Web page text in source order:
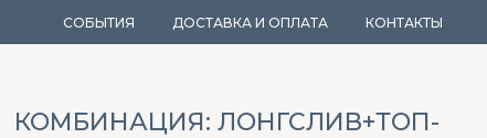
СОБЫТИЯ ДОСТАВКА И ОПЛАТА КОНТАКТЫ
КОМБИНАЦИЯ: ЛОНГСЛИВ+ТОП-